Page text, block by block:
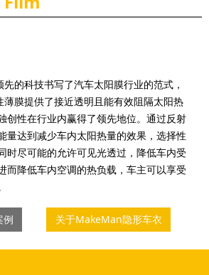
的科技书写了汽车太阳膜行业的范式，
膜提供了接近透明且能有效阻隔太阳热
创性在行业内赢得了领先地位。通过反射
量达到减少车内太阳热量的效果，选择性
时尽可能的允许可见光透过，降低车内受
而降低车内空调的热负载，车主可以享受
例 关于MakeMan隐形车衣